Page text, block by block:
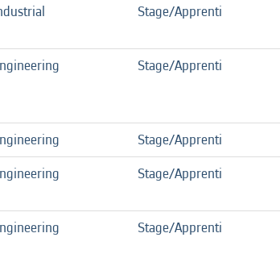
Stage/Apprenti
Stage/Apprenti
Stage/Apprenti
Stage/Apprenti
Stage/Apprenti